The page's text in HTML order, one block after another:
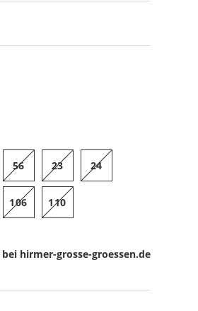
56 23 24
106 110
bei hirmer-grosse-groessen.de